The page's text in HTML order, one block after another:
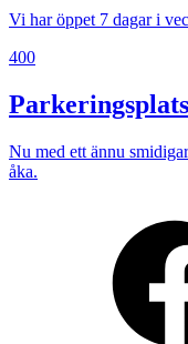
Vi har öppet 7 dagar i
400
Nu med ett ännu
åka.